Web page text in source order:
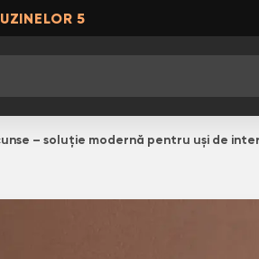
5
– soluție modernă pentru uși de